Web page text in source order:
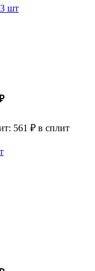
шт
561 ₽ в сплит